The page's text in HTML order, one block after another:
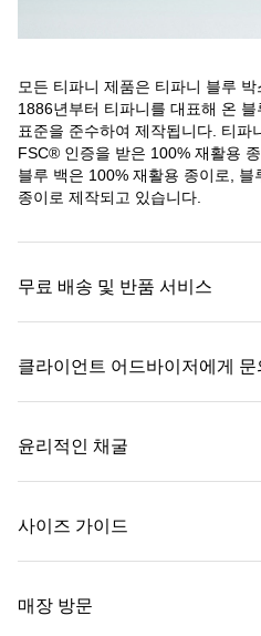
모든 티파니 제품은 티파니 블루
1886년부터 티파니를 대표해 온
표준을 준수하여 제작됩니다. 티파
FSC® 인증을 받은 100% 재활용
블루 백은 100% 재활용 종이로,
종이로 제작되고 있습니다.
무료 배송 및 반품 서비스
자세히 보기
클라이언트 어드바이저에게 문
윤리적인 채굴
사이즈 가이드
매장 방문